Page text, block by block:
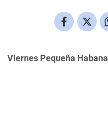
Viernes Pequeña Habana